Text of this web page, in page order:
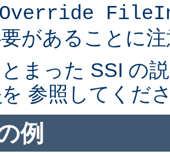
があることに
まった SSI の
を 参照してくだ
例